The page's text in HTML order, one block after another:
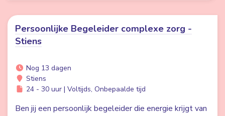
Persoonlijke Begeleider complexe zorg -
Stiens
Nog 13 dagen
Stiens
24 - 30 uur | Voltijds, Onbepaalde tijd
Ben jij een persoonlijk begeleider die energie krijgt van